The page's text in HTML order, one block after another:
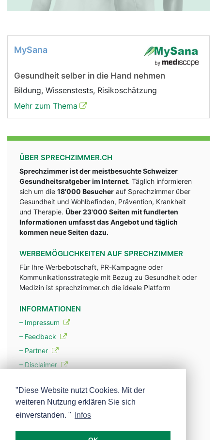
MySana
Gesundheit selber in die Hand nehmen
Bildung, Wissenstests, Risikoschätzung
Mehr zum Thema
ÜBER SPRECHZIMMER.CH
Sprechzimmer ist der meistbesuchte Schweizer
Gesundheitsratgeber im Internet. Täglich informieren
sich um die 18'000 Besucher auf Sprechzimmer über
Gesundheit und Wohlbefinden, Prävention, Krankheit
und Therapie. Über 23'000 Seiten mit fundlerten
Informationen umfasst das Angebot und täglich
kommen neue Seiten dazu.
WERBEMÖGLICHKEITEN AUF SPRECHZIMMER
Für Ihre Werbebotschaft, PR-Kampagne oder
Kommunikationsstrategie mit Bezug zu Gesundheit oder
Medizin ist sprechzimmer.ch die ideale Platform
INFORMATIONEN
– Impressum
– Feedback
– Partner
– Disclaimer
– Werbung
– Mehr über unsere Experten
"Diese Website nutzt Cookies. Mit der
weiteren Nutzung erklären Sie sich
einverstanden. "
Infos